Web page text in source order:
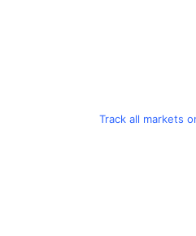
Track all markets